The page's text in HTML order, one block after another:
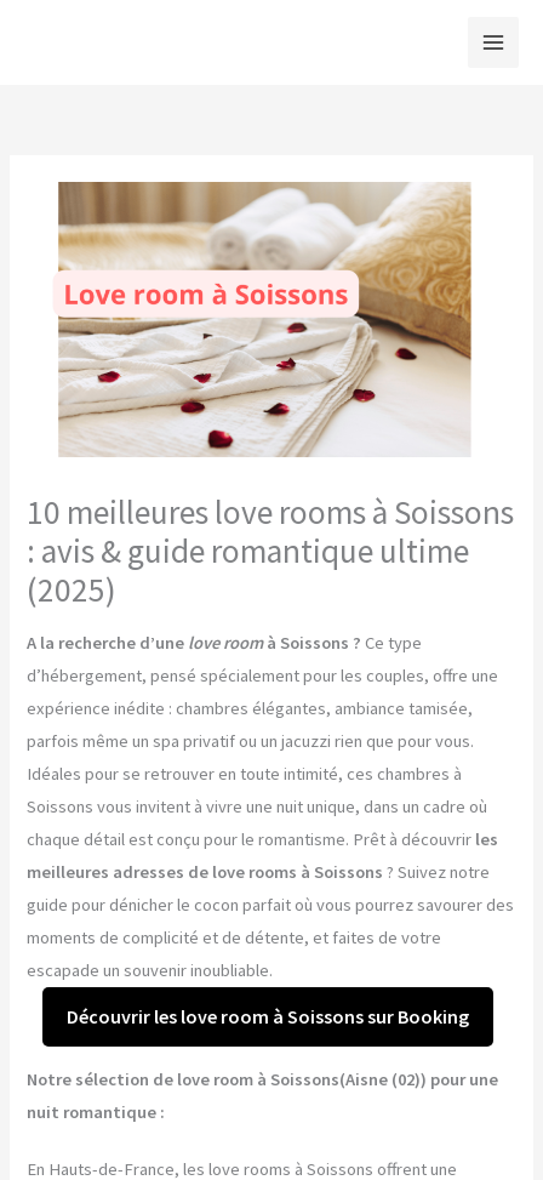
10 meilleures love rooms à Soissons
: avis & guide romantique ultime
(2025)
A la recherche d’une love roomà Soissons ? Ce type
d’hébergement, pensé spécialement pour les couples, offre une
expérience inédite : chambres élégantes, ambiance tamisée,
parfois même un spa privatif ou un jacuzzi rien que pour vous.
Idéales pour se retrouver en toute intimité, ces chambres à
Soissons vous invitent à vivre une nuit unique, dans un cadre où
chaque détail est conçu pour le romantisme. Prêt à découvrir les
meilleures adresses de love rooms à Soissons ? Suivez notre
guide pour dénicher le cocon parfait où vous pourrez savourer des
moments de complicité et de détente, et faites de votre
escapade un souvenir inoubliable.
Découvrir les love room à Soissons sur Booking
Notre sélection de love room à Soissons(Aisne (02)) pour une
nuit romantique :
En Hauts-de-France, les love rooms à Soissons offrent une